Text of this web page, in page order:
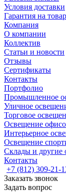
Условия доставки
Гарантия на товар
Компания
О компании
Коллектив
Статьи и новости
Отзывы
Сертификаты
Контакты
Портфолио
Промышленное
Уличное
Торговое
Освещение
Интерьерное
Освещение
Склады и другие
Контакты
+7 (812) 309-21-
Заказать звонок
Задать вопрос